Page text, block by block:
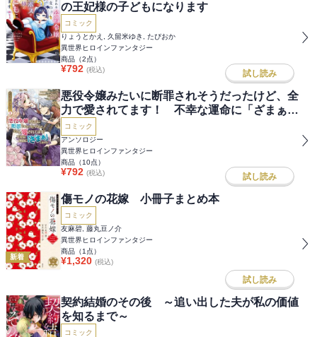
の王妃様の子どもになります
コミック
りょうとかえ, 久留米ゆき, たぴおか
異世界ヒロインファンタジー
商品（2点）
¥792 (税込) 試し読み
悪役令嬢みたいに断罪されそうだったけど、全
力で愛されてます！ 不幸な運命に「ざまぁ」
しますわ！ アンソロジーコミック
コミック
アンソロジー
異世界ヒロインファンタジー
商品（10点）
¥792 (税込) 試し読み
新着
傷モノの花嫁 小冊子まとめ本
コミック
友麻碧, 藤丸豆ノ介
異世界ヒロインファンタジー
商品（1 点）
¥1,320 (税込)
試し読み
契約結婚のその後 ～追い出した夫が私の価値
を知るまで～
コミック